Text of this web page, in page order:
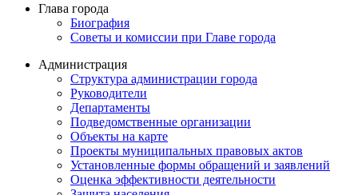
Глава города
Биография
Советы и комиссии при Главе города
Администрация
Структура администрации города
Руководители
Департаменты
Подведомственные организации
Объекты на карте
Проекты муниципальных правовых актов
Установленные формы обращений и заявлений
Оценка эффективности деятельности